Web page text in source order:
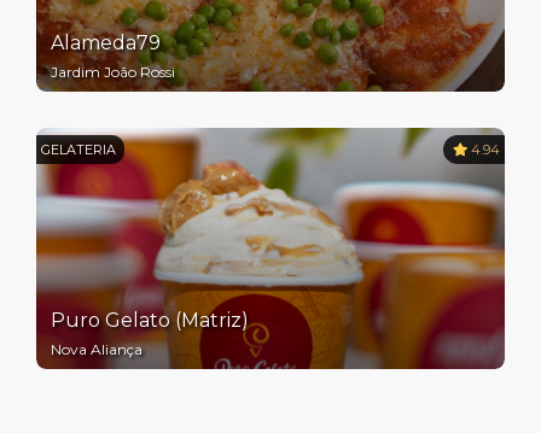
Alameda79
Jardim João Rossi
GELATERIA 4.94
Puro Gelato (Matriz)
Nova Aliança